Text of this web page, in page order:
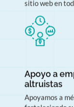
altruistas
Apoyamos a
soluciones